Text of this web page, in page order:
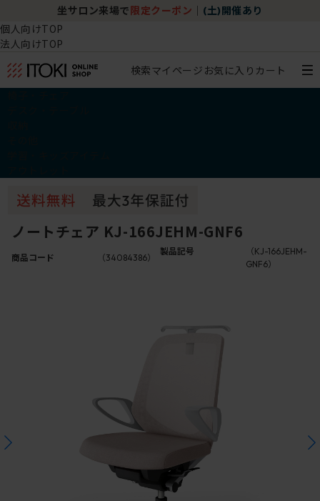
坐サロン来場で 限定クーポン (土)開催あり
個人向けTOP
法人向けTOP
検索マイページ お気に入り カート
ノートチェア KJ-166JEHM-GNF6
商品コード （34084386）
製品記号
（KJ-166JEHM-
GNF6）